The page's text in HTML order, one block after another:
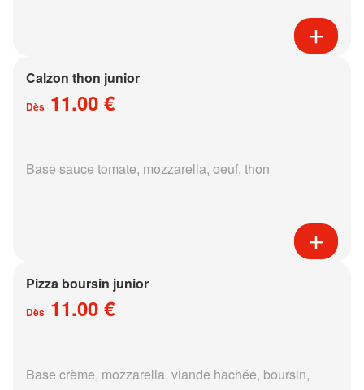
Calzon thon junior
Dès 11.00 €
Base sauce tomate, mozzarella, oeuf, thon
Pizza boursin junior
Dès 11.00 €
Base crème, mozzarella, viande hachée, boursin,